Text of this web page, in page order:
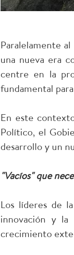
Paralelamente
una nueva era
centre en la
fundamental
En este
Político, el
desarrollo y un
"Vacíos" que
Los líderes de
innovación y
crecimiento